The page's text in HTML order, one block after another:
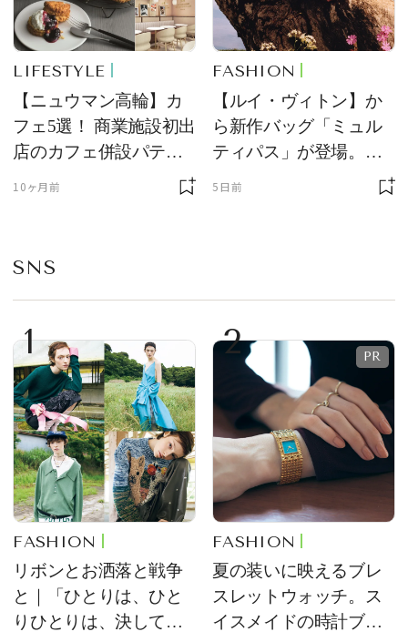
LIFESTYLE
【ニュウマン高輪】カ
フェ5選！ 商業施設初出
店のカフェ併設パティ
スリーやジェラテリア
10ヶ月前
FASHION
【ルイ・ヴィトン】か
ら新作バッグ「ミュル
ティパス」が登場。ミ
ニサイズもラインナッ
5日前
SNS
1
FASHION
リボンとお洒落と戦争
と｜「ひとりは、ひと
りひとりは、決して無
2
FASHION
夏の装いに映えるブレ
スレットウォッチ。ス
イスメイドの時計ブラ